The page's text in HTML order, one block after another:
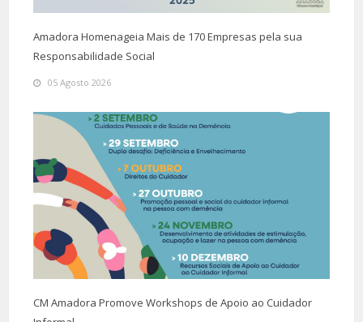
Amadora Homenageia Mais de 170 Empresas pela sua
Responsabilidade Social
05 Agosto 2026
CM Amadora Promove Workshops de Apoio ao Cuidador